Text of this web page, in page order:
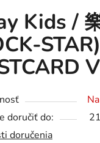
Kids /
doručiť do:
doručenia